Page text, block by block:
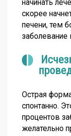
начинать
скорее
печени, тем
заболевание
Острая
спонтанно.
процентов
желательно